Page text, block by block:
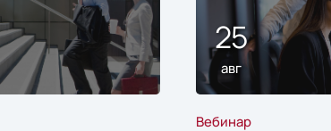
25
авг
Вебинар